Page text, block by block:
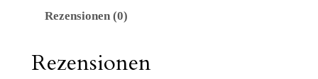
Rezensionen (0)
Rezensionen